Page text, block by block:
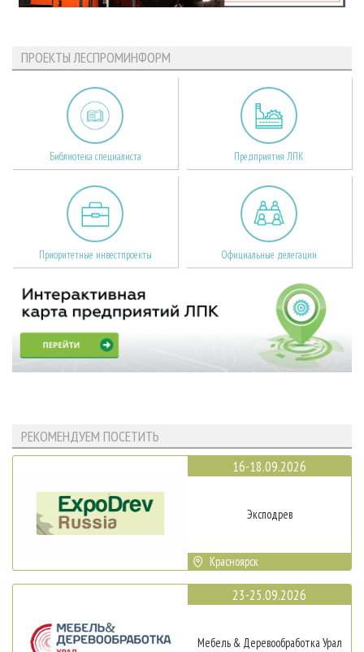
ПРОЕКТЫ ЛЕСПРОМИНФОРМ
Библиотека специалиста Предприятия ЛПК
Приоритетные инвестпроекты Официальные делегации
РЕКОМЕНДУЕМ ПОСЕТИТЬ
16-18.09.2026
Эксподрев
Красноярск
23-25.09.2026
Мебель & Деревообработка Урал